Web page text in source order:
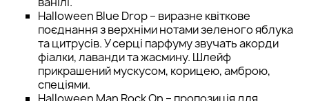
Halloween Blue Drop – виразне квіткове
поєднання з верхніми нотами зеленого яблука
та цитрусів. У серці парфуму звучать акорди
фіалки, лаванди та жасмину. Шлейф
прикрашений мускусом, корицею, амброю,
спеціями.